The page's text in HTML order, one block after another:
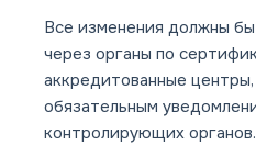
Все изменения должны
через органы по
аккредитованные
обязательным
контролирующих органов.